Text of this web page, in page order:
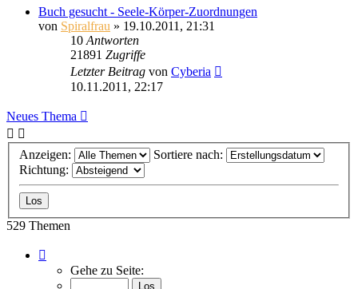
Buch gesucht - Seele-Körper-Zuordnungen
von Spiralfrau » 19.10.2011, 21:31
10 Antworten
21891 Zugriffe
Letzter Beitrag von Cyberia
10.11.2011, 22:17
Neues Thema
Anzeigen:
Sortiere nach:
Richtung:
529 Themen
von
Gehe zu Seite: